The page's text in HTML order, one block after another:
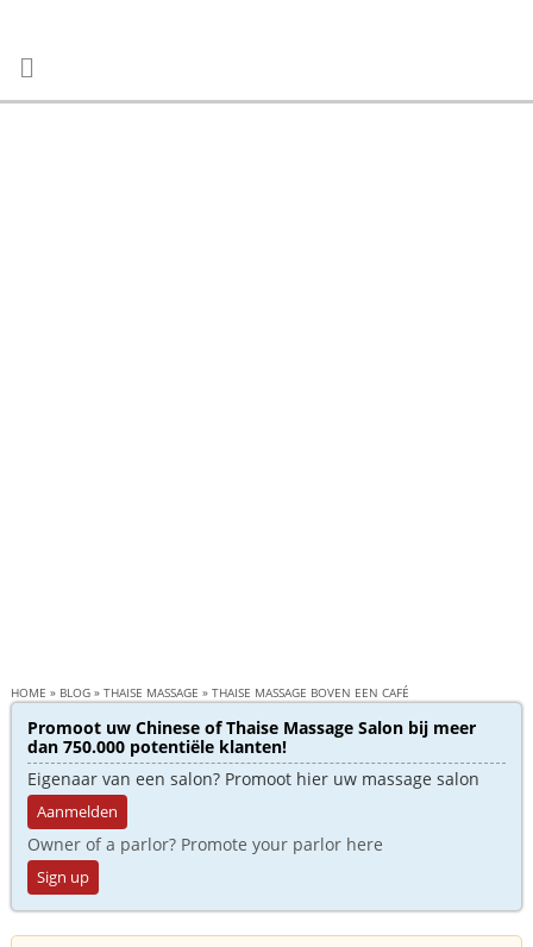
HOME » BLOG » THAISE MASSAGE » THAISE MASSAGE BOVEN EEN CAFÉ
Promoot uw Chinese of Thaise Massage Salon bij meer
dan 750.000 potentiële klanten!
Eigenaar van een salon? Promoot hier uw massage salon
Aanmelden
Owner of a parlor? Promote your parlor here
Sign up